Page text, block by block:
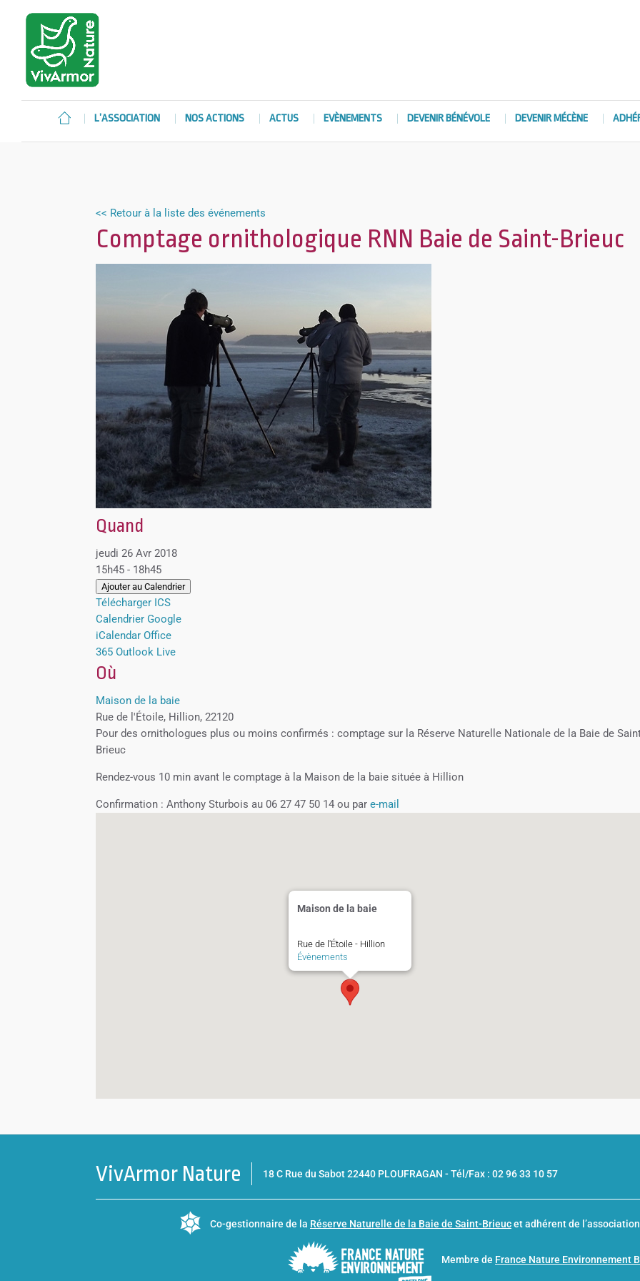
L’ASSOCIATION NOS ACTIONS ACTUS EVÈNEMENTS DEVENIR BÉNÉVOLE DEVENIR MÉCÈNE
<< Retour à la liste des événements
Comptage ornithologique RNN Baie de Saint-Brieuc
Quand
jeudi 26 Avr 2018
15h45 - 18h45
Ajouter au Calendrier
Télécharger ICS
Calendrier Google
iCalendar Office
365 Outlook Live
Où
Maison de la baie
Rue de l'Étoile, Hillion, 22120
Pour des ornithologues plus ou moins confirmés : comptage sur la Réserve Naturelle Nationale de la Baie de
Brieuc
Rendez-vous 10 min avant le comptage à la Maison de la baie située à Hillion
Confirmation : Anthony Sturbois au 06 27 47 50 14 ou pare-mail
Maison de la baie
Rue de l'Étoile - Hillion
Évènements
VivArmor Nature 18 C Rue du Sabot 22440 PLOUFRAGAN -Tél/Fax : 02 96 33 10 57
Co-gestionnaire de la Réserve Naturelle de la Baie de Saint-Brieucet adhérent de
Membre de France Nature Environnement